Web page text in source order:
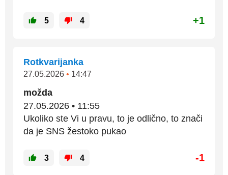
5 4 +1
Rotkvarijanka
27.05.2026 • 14:47
možda
27.05.2026 • 11:55
Ukoliko ste Vi u pravu, to je odlično, to znači
da je SNS žestoko pukao
3 4 -1